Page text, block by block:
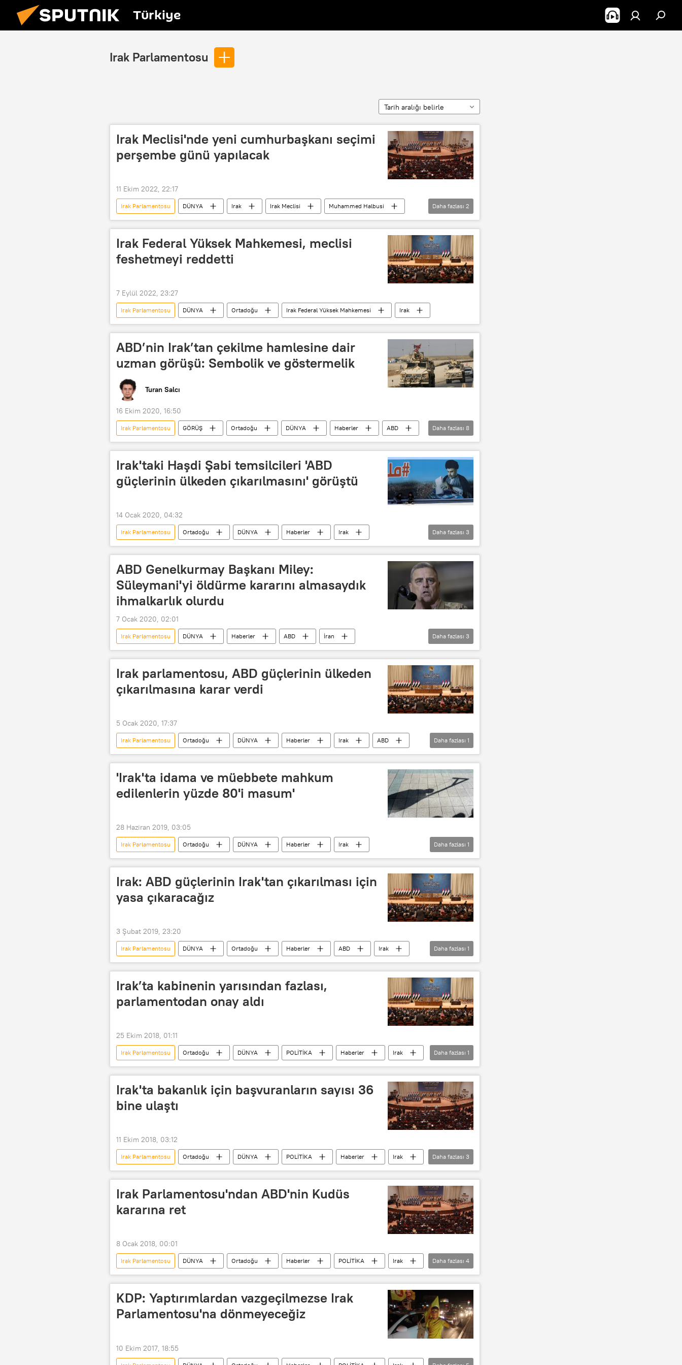
Türkiye
Irak Parlamentosu
Tarih aralığı belirle
Irak Meclisi'nde yeni cumhurbaşkanı seçimi
perşembe günü yapılacak
11 Ekim 2022, 22:17
Irak Parlamentosu DÜNYA Irak Irak Meclisi
Muhammed Halbusi
Kürdistan Demokrat Partisi (KDP)
Kürdistan Yurtseverler Birliği (KYB)
Daha fazlası 2
Irak Federal Yüksek Mahkemesi, meclisi
feshetmeyi reddetti
7 Eylül 2022, 23:27
Irak Parlamentosu DÜNYA Ortadoğu Irak Federal Yüksek Mahkemesi Irak
ABD’nin Irak’tan çekilme hamlesine dair
uzman görüşü: Sembolik ve göstermelik
Turan Salcı
16 Ekim 2020, 16:50
Irak Parlamentosu GÖRÜŞ Ortadoğu DÜNYA Haberler
ABD
Irak
Çekilme Asker Bağdat Ali Semin
Fuad Hüseyin
Daha fazlası 8
Irak'taki Haşdi Şabi temsilcileri 'ABD
güçlerinin ülkeden çıkarılmasını' görüştü
14 Ocak 2020, 04:32
Irak Parlamentosu Ortadoğu DÜNYA Haberler
Irak
Haşdi Şabi
ABD İran Görüşme
Daha fazlası 3
ABD Genelkurmay Başkanı Miley:
Süleymani'yi öldürme kararını almasaydık
ihmalkarlık olurdu
7 Ocak 2020, 02:01
Irak Parlamentosu DÜNYA Haberler ABD
İran
Kasım Süleymani
Mark Milley Mark Esper
Daha fazlası 3
Irak parlamentosu, ABD güçlerinin ülkeden
çıkarılmasına karar verdi
5 Ocak 2020, 17:37
Irak Parlamentosu Ortadoğu DÜNYA Haberler Irak
ABD
Kasım Süleymani
Daha fazlası 1
'Irak'ta idama ve müebbete mahkum
edilenlerin yüzde 80'i masum'
28 Haziran 2019, 03:05
Irak Parlamentosu Ortadoğu DÜNYA Haberler
Irak
müebbet hapis cezası
Daha fazlası 1
Irak: ABD güçlerinin Irak'tan çıkarılması için
yasa çıkaracağız
3 Şubat 2019, 23:20
Irak Parlamentosu DÜNYA Ortadoğu Haberler ABD
Irak
Donald Trump
Daha fazlası 1
Irak’ta kabinenin yarısından fazlası,
parlamentodan onay aldı
25 Ekim 2018, 01:11
Irak Parlamentosu Ortadoğu DÜNYA POLİTİKA Haberler
Irak
Adil Abdulmehdi
Daha fazlası 1
Irak'ta bakanlık için başvuranların sayısı 36
bine ulaştı
11 Ekim 2018, 03:12
Irak Parlamentosu Ortadoğu DÜNYA POLİTİKA Haberler
Irak
Adil Abdulmehdi
Berhem Salih bakanlık
Daha fazlası 3
Irak Parlamentosu'ndan ABD'nin Kudüs
kararına ret
8 Ocak 2018, 00:01
Irak Parlamentosu DÜNYA Ortadoğu Haberler POLİTİKA
Irak
İsrail
Kudüs Donald Trump BM
Daha fazlası 4
KDP: Yaptırımlardan vazgeçilmezse Irak
Parlamentosu'na dönmeyeceğiz
10 Ekim 2017, 18:55